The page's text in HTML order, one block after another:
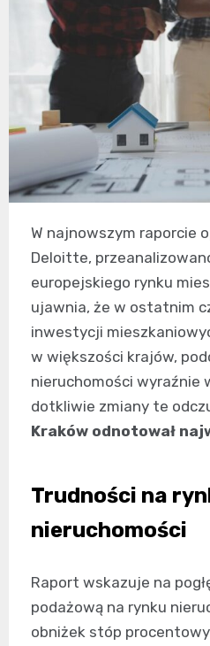
W najnowszym raporcie
Deloitte,
europejskiego rynku
ujawnia, że w ostatnim
inwestycji
w większości krajów,
nieruchomości wyraźnie
dotkliwie zmiany te
Kraków odnotował
Trudności na
nieruchomości
Raport wskazuje na
podażową na rynku
obniżek stóp